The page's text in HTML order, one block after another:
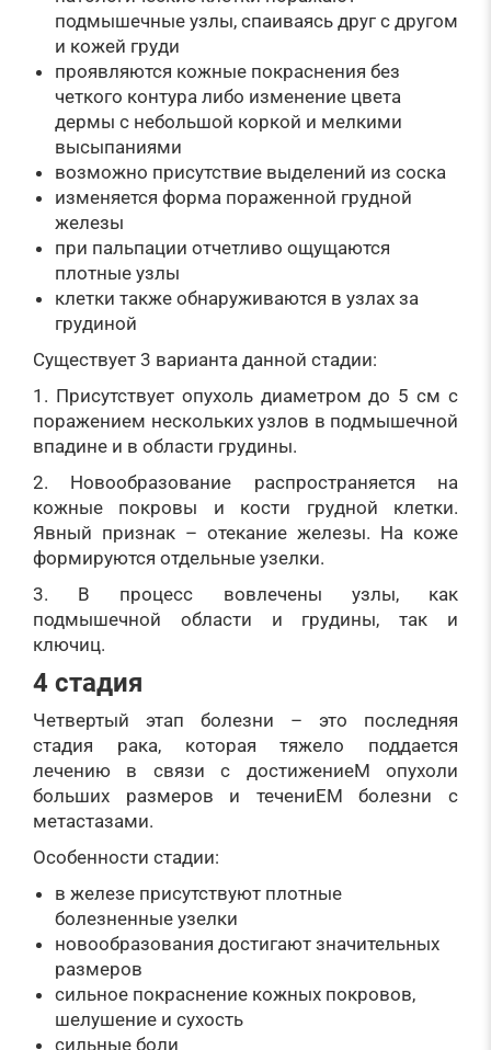
подмышечные узлы, спаиваясь друг с другом
и кожей груди
проявляются кожные покраснения без
четкого контура либо изменение цвета
дермы с небольшой коркой и мелкими
высыпаниями
возможно присутствие выделений из соска
изменяется форма пораженной грудной
железы
при пальпации отчетливо ощущаются
плотные узлы
клетки также обнаруживаются в узлах за
грудиной
Существует 3 варианта данной стадии:
1. Присутствует опухоль диаметром до 5 см с
поражением нескольких узлов в подмышечной
впадине и в области грудины.
2. Новообразование распространяется на
кожные покровы и кости грудной клетки.
Явный признак – отекание железы. На коже
формируются отдельные узелки.
3. В процесс вовлечены узлы, как
подмышечной области и грудины, так и
ключиц.
4 стадия
Четвертый этап болезни – это последняя
стадия рака, которая тяжело поддается
лечению в связи с достижениеМ опухоли
больших размеров и течениЕМ болезни с
метастазами.
Особенности стадии:
в железе присутствуют плотные
болезненные узелки
новообразования достигают значительных
размеров
сильное покраснение кожных покровов,
шелушение и сухость
сильные боли